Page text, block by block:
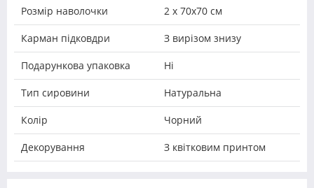
Розмір наволочки 2 х 70х70 см
Карман підковдри З вирізом знизу
Подарункова упаковка Ні
Тип сировини Натуральна
Колір Чорний
Декорування З квітковим принтом